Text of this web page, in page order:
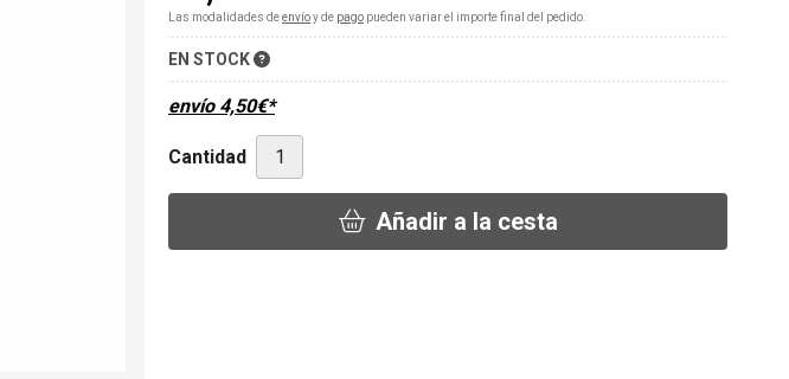
Las modalidades deenvíoy de pago pueden variar el importe final del pedido.
EN STOCK
envío 4,50€*
Cantidad
Añadir a la cesta